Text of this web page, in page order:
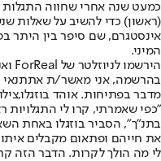
כמעט שנה אחרי שחווה התגלות
(ראשון) כדי להשיב על שאלות
אינסטגרם, שם סיפר בין היתר
המיני.
הירשמו לניוזלטר של ForReal ואנחנו נדאג שלא תפספסו שום דבר חשוב!
בהרשמה, אני מאשר/ת את
מדבר בפתיחות. אוהד
"כפי שאמרתי, קרו לי התגלויות
בתנ"ך", הסביר בוזגלו באחת
את חייהם ופתאום מקבלים